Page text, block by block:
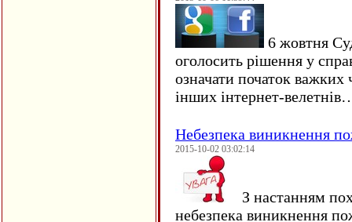
6 жовтня
оголосить рішення у
означати початок важких
інших інтернет-
Небезпека виникнення
2015-10-02 03:02:14
З настанням
небезпека виникнення